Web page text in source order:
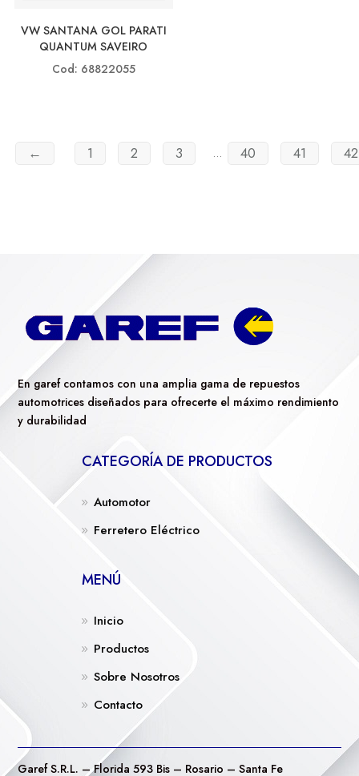
VW SANTANA GOL PARATI
QUANTUM SAVEIRO
Cod: 68822055
← 1 2 3 … 40 41 42
En garef contamos con una amplia gama de repuestos
automotrices diseñados para ofrecerte el máximo rendimiento
y durabilidad
CATEGORÍA DE PRODUCTOS
Automotor
Ferretero Eléctrico
MENÚ
Inicio
Productos
Sobre Nosotros
Contacto
Garef S.R.L. – Florida 593 Bis – Rosario – Santa Fe